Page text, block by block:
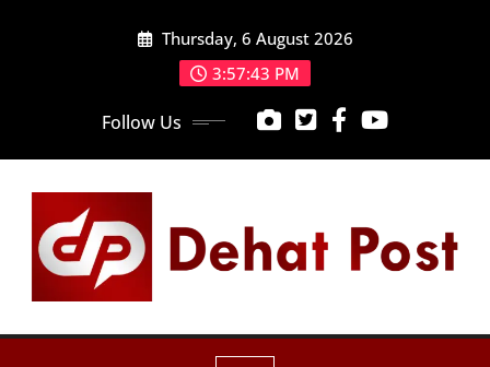
Thursday, 6 August 2026
3:57:44 PM
Follow Us